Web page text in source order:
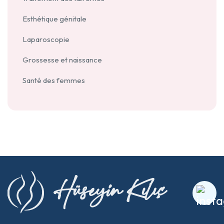
Esthétique génitale
Laparoscopie
Grossesse et naissance
Santé des femmes